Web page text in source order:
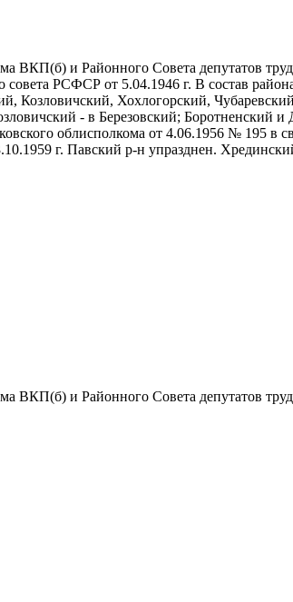
ВКП(б) и Районного Совета депутатов
совета РСФСР от 5.04.1946 г. В состав
Козловичский, Хохлогорский,
- в Березовский;
облисполкома от 4.06.1956 № 195 в
г. Павский р-н упразднен.
ВКП(б) и Районного Совета депутатов